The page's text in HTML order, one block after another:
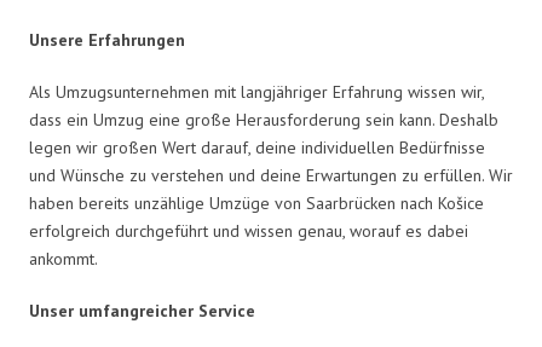
Unsere Erfahrungen
Als Umzugsunternehmen mit langjähriger Erfahrung wissen wir,
dass ein Umzug eine große Herausforderung sein kann. Deshalb
legen wir großen Wert darauf, deine individuellen Bedürfnisse
und Wünsche zu verstehen und deine Erwartungen zu erfüllen. Wir
haben bereits unzählige Umzüge von Saarbrücken nach Košice
erfolgreich durchgeführt und wissen genau, worauf es dabei
ankommt.
Unser umfangreicher Service